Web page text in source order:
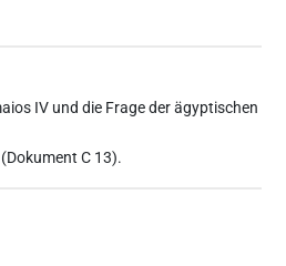
IV und die Frage der ägyptischen
C 13).